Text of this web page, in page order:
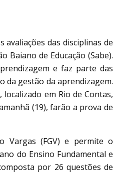
das disciplinas de
Baiano de Educação (Sabe).
e faz parte das
da gestão da aprendizagem.
em Rio de Contas,
(19), farão a prova de
Vargas (FGV) e permite o
do Ensino Fundamental e
por 26 questões de